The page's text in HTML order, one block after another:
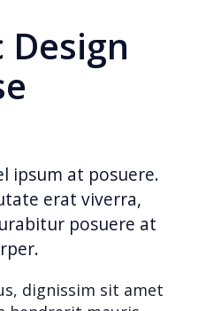
Design
ipsum at posuere.
erat viverra,
posuere at
dignissim sit amet